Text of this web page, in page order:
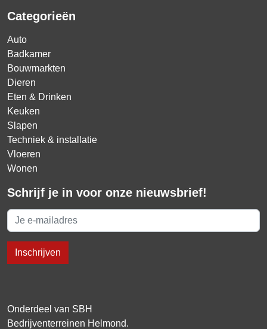
Categorieën
Auto
Badkamer
Bouwmarkten
Dieren
Eten & Drinken
Keuken
Slapen
Techniek & installatie
Vloeren
Wonen
Schrijf je in voor onze nieuwsbrief!
Onderdeel van SBH
Bedrijventerreinen Helmond.